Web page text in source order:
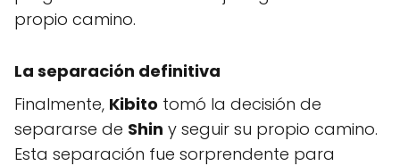
propio camino.
La separación definitiva
Finalmente, Kibito tomó la decisión de
separarse de Shin y seguir su propio camino.
Esta separación fue sorprendente para